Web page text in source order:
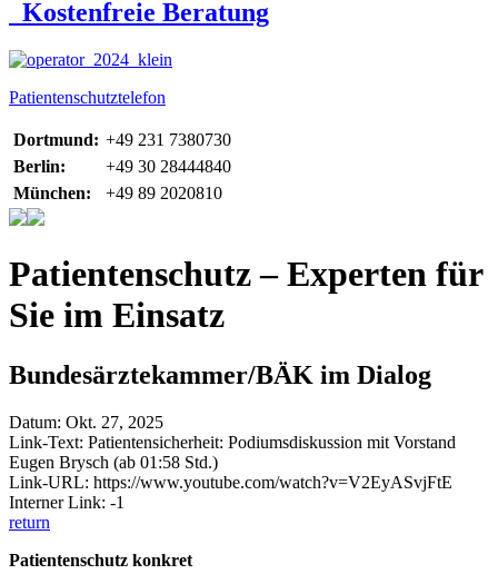
Kostenfreie Beratung
Patientenschutztelefon
Dortmund: +49 231 7380730
Berlin:
+49 30 28444840
München:
+49 89 2020810
Patientenschutz – Experten für
Sie im Einsatz
Bundesärztekammer/BÄK im Dialog
Datum: Okt. 27, 2025
Link-Text: Patientensicherheit: Podiumsdiskussion mit Vorstand
Eugen Brysch (ab 01:58 Std.)
Link-URL: https://www.youtube.com/watch?v=V2EyASvjFtE
Interner Link: -1
return
Patientenschutz konkret